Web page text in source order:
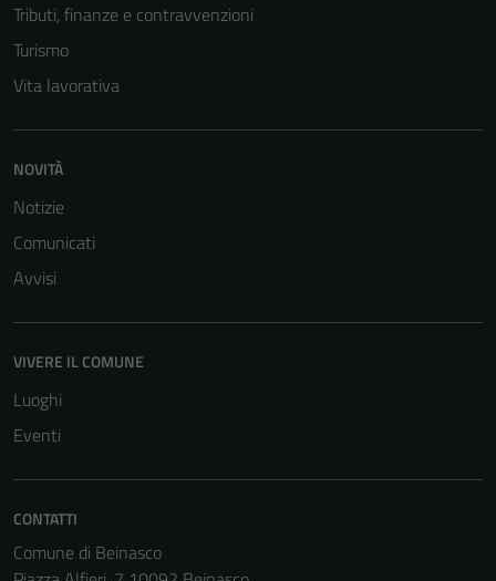
Tributi, finanze e contravvenzioni
Turismo
Vita lavorativa
NOVITÀ
Notizie
Comunicati
Avvisi
VIVERE IL COMUNE
Luoghi
Eventi
CONTATTI
Comune di Beinasco
per il